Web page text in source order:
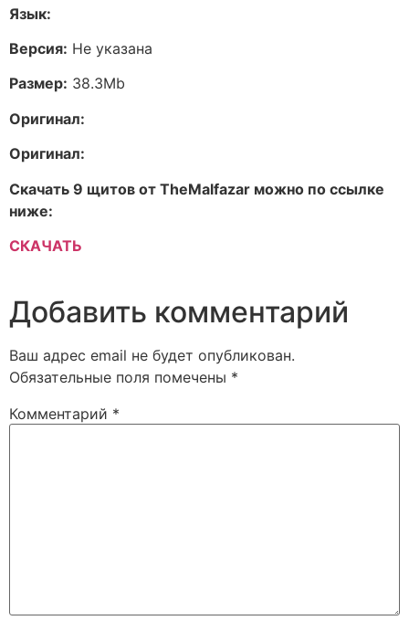
Язык:
Версия: Не указана
Размер: 38.3Mb
Оригинал:
Оригинал:
Скачать 9 щитов от TheMalfazar можно по ссылке
ниже:
СКАЧАТЬ
Добавить комментарий
Ваш адрес email не будет опубликован.
Обязательные поля помечены *
Комментарий *